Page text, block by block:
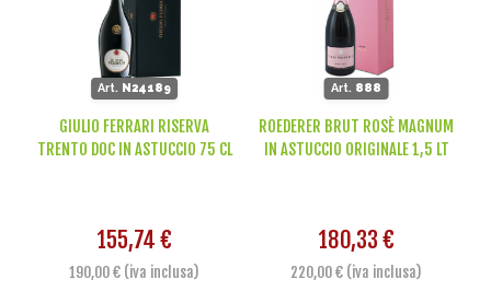
Art. N24189
GIULIO FERRARI RISERVA
TRENTO DOC IN ASTUCCIO 75 CL
155,74 €
190,00 € (iva inclusa)
Art. 888
ROEDERER BRUT ROSÈ MAGNUM
IN ASTUCCIO ORIGINALE 1,5 LT
180,33 €
220,00 € (iva inclusa)